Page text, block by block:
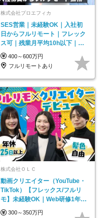
株式会社プロエフィカ
SES営業｜未経験OK｜入社初
日からフルリモート｜フレック
ス可｜残業月平均10h以下｜事
業立ち上げメンバー
400～600万円
フルリモートあり
株式会社ＯＬＣ
動画クリエイター（YouTube・
TikTok）【フレックス/フルリ
モ】未経験OK｜Web研修1年間
｜副業OK
300～350万円